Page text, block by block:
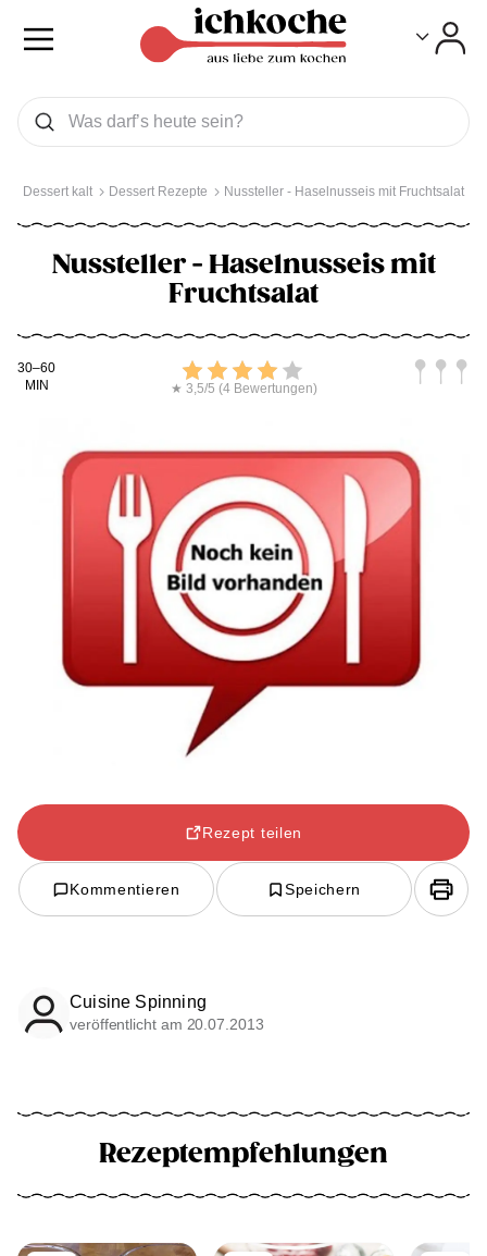
Was wollen Sie suchen
Suchen
Dessert kalt Dessert Rezepte Nussteller - Haselnusseis mit Fruchtsalat
Nussteller - Haselnusseis mit
Fruchtsalat
Kochdauer
30–60
MIN
Bewerten
★ 3,5/5 (4 Bewertungen)
Rezept teilen
Kommentieren Speichern
Cuisine Spinning
veröffentlicht am 20.07.2013
Rezeptempfehlungen